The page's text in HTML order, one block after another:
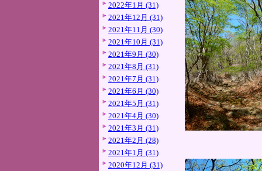
2022年1月 (31)
2021年12月 (31)
2021年11月 (30)
2021年10月 (31)
2021年9月 (30)
2021年8月 (31)
2021年7月 (31)
2021年6月 (30)
2021年5月 (31)
2021年4月 (30)
2021年3月 (31)
2021年2月 (28)
2021年1月 (31)
2020年12月 (31)